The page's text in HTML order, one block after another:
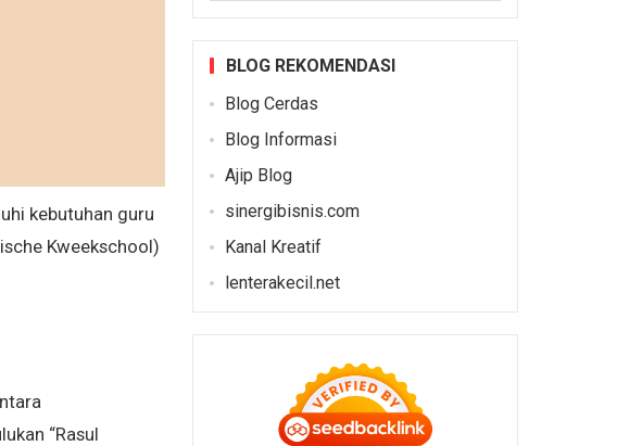
kebutuhan guru
Kweekschool)
“Rasul
BLOG REKOMENDASI
Blog Cerdas
Blog Informasi
Ajip Blog
sinergibisnis.com
Kanal Kreatif
lenterakecil.net